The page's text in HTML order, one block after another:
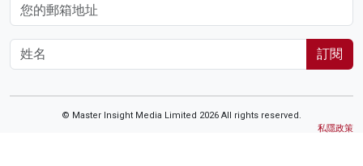
訂閱
© Master Insight Media Limited 2026 All rights reserved.
私隱政策